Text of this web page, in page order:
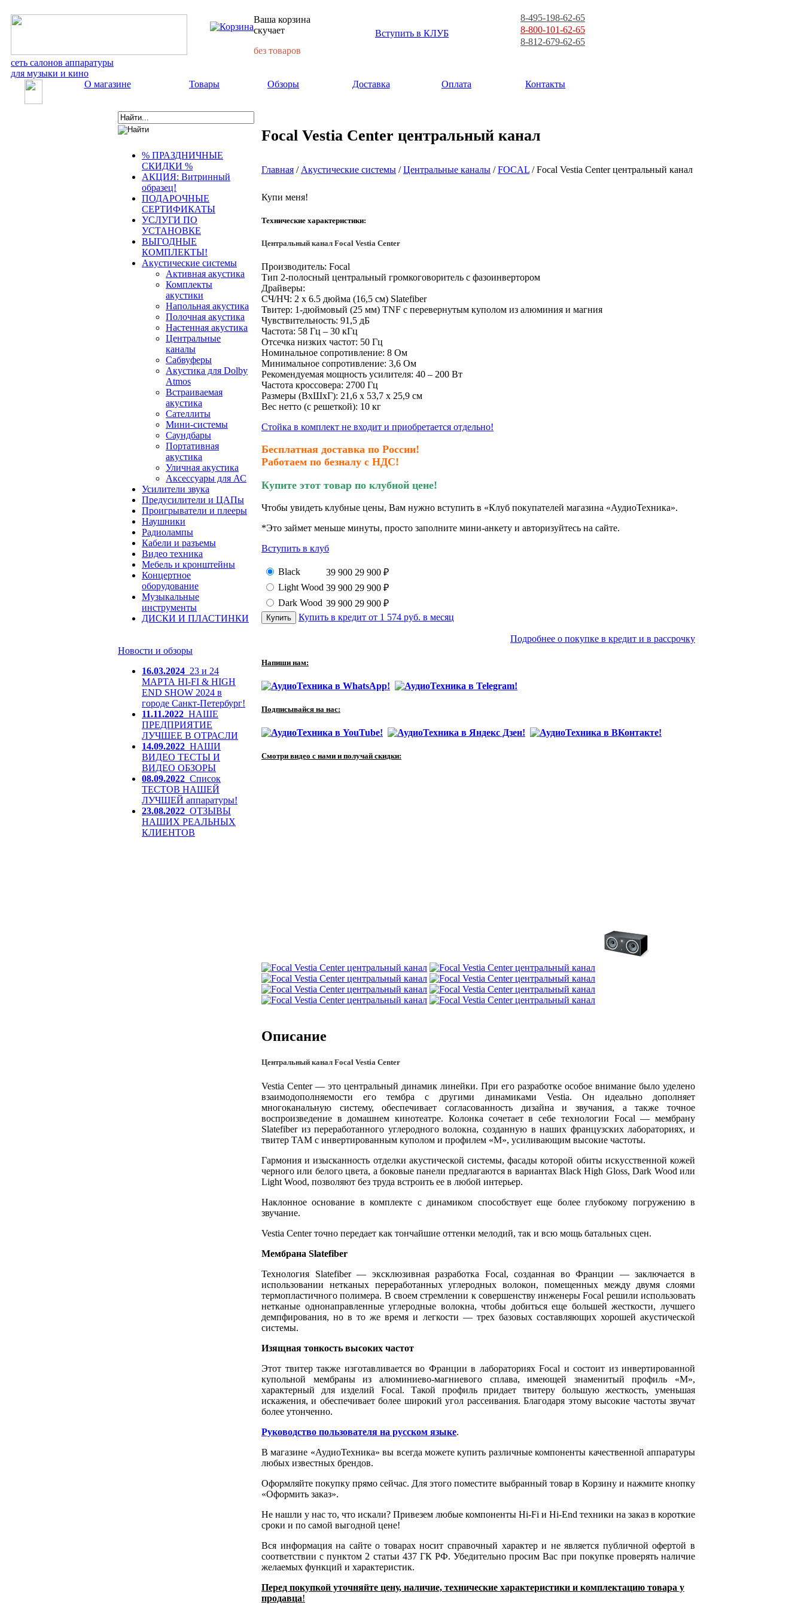
сеть салонов аппаратуры
для музыки и кино
Ваша корзина
скучает
без товаров
Вступить в КЛУБ
8-495-198-62-65
8-800-101-62-65
8-812-679-62-65
О магазине Товары Обзоры Доставка Оплата Контакты
% ПРАЗДНИЧНЫЕ
СКИДКИ %
АКЦИЯ: Витринный
образец!
ПОДАРОЧНЫЕ
СЕРТИФИКАТЫ
УСЛУГИ ПО
УСТАНОВКЕ
ВЫГОДНЫЕ
КОМПЛЕКТЫ!
Акустические системы
Активная акустика
Комплекты
акустики
Напольная акустика
Полочная акустика
Настенная акустика
Центральные
каналы
Сабвуферы
Акустика для Dolby
Atmos
Встраиваемая
акустика
Сателлиты
Мини-системы
Саундбары
Портативная
акустика
Уличная акустика
Аксессуары для АС
Усилители звука
Предусилители и ЦАПы
Проигрыватели и плееры
Наушники
Радиолампы
Кабели и разъемы
Видео техника
Мебель и кронштейны
Концертное
оборудование
Музыкальные
инструменты
ДИСКИ И ПЛАСТИНКИ
Новости и обзоры
16.03.2024 23 и 24
МАРТА HI-FI & HIGH
END SHOW 2024 в
городе Санкт-Петербург!
11.11.2022 НАШЕ
ПРЕДПРИЯТИЕ
ЛУЧШЕЕ В ОТРАСЛИ
14.09.2022 НАШИ
ВИДЕО ТЕСТЫ И
ВИДЕО ОБЗОРЫ
08.09.2022 Список
ТЕСТОВ НАШЕЙ
ЛУЧШЕЙ аппаратуры!
23.08.2022 ОТЗЫВЫ
НАШИХ РЕАЛЬНЫХ
КЛИЕНТОВ
Focal Vestia Center центральный канал
Главная / Акустические системы /Центральные каналы /FOCAL / Focal Vestia Center центральный канал
Купи меня!
Технические характеристики:
Центральный канал Focal Vestia Center
Производитель: Focal
Тип 2-полосный центральный громкоговоритель с фазоинвертором
Драйверы:
СЧ/НЧ: 2 х 6.5 дюйма (16,5 см) Slatefiber
Твитер: 1-дюймовый (25 мм) TNF с перевернутым куполом из алюминия и магния
Чувствительность: 91,5 дБ
Частота: 58 Гц – 30 кГц
Отсечка низких частот: 50 Гц
Номинальное сопротивление: 8 Ом
Минимальное сопротивление: 3,6 Ом
Рекомендуемая мощность усилителя: 40 – 200 Вт
Частота кроссовера: 2700 Гц
Размеры (ВxШxГ): 21,6 x 53,7 x 25,9 см
Вес нетто (с решеткой): 10 кг
Стойка в комплект не входит и приобретается отдельно!
Бесплатная доставка по России!
Работаем по безналу с НДС!
Купите этот товар по клубной цене!
Чтобы увидеть клубные цены, Вам нужно вступить в «Клуб покупателей магазина «АудиоТехника».
*Это займет меньше минуты, просто заполните мини-анкету и авторизуйтесь на сайте.
Вступить в клуб
Black 39 900 29 900 ₽
Light Wood 39 900 29 900 ₽
Dark Wood 39 900 29 900 ₽
Купить в кредит от 1 574 руб. в месяц
Подробнее о покупке в кредит и в рассрочку
Напиши нам:
Подписывайся на нас:
Смотри видео с нами и получай скидки:
Описание
Центральный канал Focal Vestia Center
Vestia Center — это центральный динамик линейки. При его разработке особое внимание было уделено
взаимодополняемости его тембра с другими динамиками Vestia. Он идеально дополняет
многоканальную систему, обеспечивает согласованность дизайна и звучания, а также точное
воспроизведение в домашнем кинотеатре. Колонка сочетает в себе технологии Focal — мембрану
Slatefiber из переработанного углеродного волокна, созданную в наших французских лабораториях, и
твитер TAM с инвертированным куполом и профилем «M», усиливающим высокие частоты.
Гармония и изысканность отделки акустической системы, фасады которой обиты искусственной кожей
черного или белого цвета, а боковые панели предлагаются в вариантах Black High Gloss, Dark Wood или
Light Wood, позволяют без труда встроить ее в любой интерьер.
Наклонное основание в комплекте с динамиком способствует еще более глубокому погружению в
звучание.
Vestia Center точно передает как тончайшие оттенки мелодий, так и всю мощь батальных сцен.
Мембрана Slatefiber
Технология Slatefiber — эксклюзивная разработка Focal, созданная во Франции — заключается в
использовании нетканых переработанных углеродных волокон, помещенных между двумя слоями
термопластичного полимера. В своем стремлении к совершенству инженеры Focal решили использовать
нетканые однонаправленные углеродные волокна, чтобы добиться еще большей жесткости, лучшего
демпфирования, но в то же время и легкости — трех базовых составляющих хорошей акустической
системы.
Изящная тонкость высоких частот
Этот твитер также изготавливается во Франции в лабораториях Focal и состоит из инвертированной
купольной мембраны из алюминиево-магниевого сплава, имеющей знаменитый профиль «М»,
характерный для изделий Focal. Такой профиль придает твитеру большую жесткость, уменьшая
искажения, и обеспечивает более широкий угол рассеивания. Благодаря этому высокие частоты звучат
более утонченно.
Руководство пользователя на русском языке.
В магазине «АудиоТехника» вы всегда можете купить различные компоненты качественной аппаратуры
любых известных брендов.
Оформляйте покупку прямо сейчас. Для этого поместите выбранный товар в Корзину и нажмите кнопку
«Оформить заказ».
Не нашли у нас то, что искали? Привезем любые компоненты Hi-Fi и Hi-End техники на заказ в короткие
сроки и по самой выгодной цене!
Вся информация на сайте о товарах носит справочный характер и не является публичной офертой в
соответствии с пунктом 2 статьи 437 ГК РФ. Убедительно просим Вас при покупке проверять наличие
желаемых функций и характеристик.
Перед покупкой уточняйте цену, наличие, технические характеристики и комплектацию товара у
продавца!